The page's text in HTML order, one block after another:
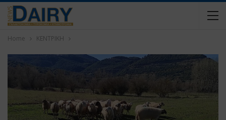
Home ΚΕΝΤΡΙΚΗ